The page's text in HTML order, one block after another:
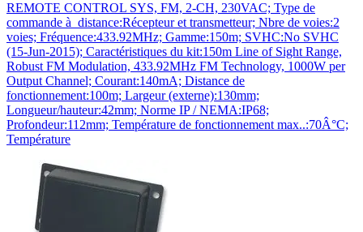
REMOTE CONTROL SYS, FM, 2-CH, 230VAC; Type de
commande à distance:Récepteur et transmetteur; Nbre de voies:2
voies; Fréquence:433.92MHz; Gamme:150m; SVHC:No SVHC
(15-Jun-2015); Caractéristiques du kit:150m Line of Sight Range,
Robust FM Modulation, 433.92MHz FM Technology, 1000W per
Output Channel; Courant:140mA; Distance de
fonctionnement:100m; Largeur (externe):130mm;
Longueur/hauteur:42mm; Norme IP / NEMA:IP68;
Profondeur:112mm; Température de fonctionnement max..:70Â°C;
Température